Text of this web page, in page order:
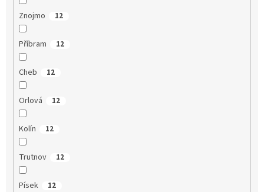
Znojmo 12
Příbram 12
Cheb 12
Orlová 12
Kolín 12
Trutnov 12
Písek 12